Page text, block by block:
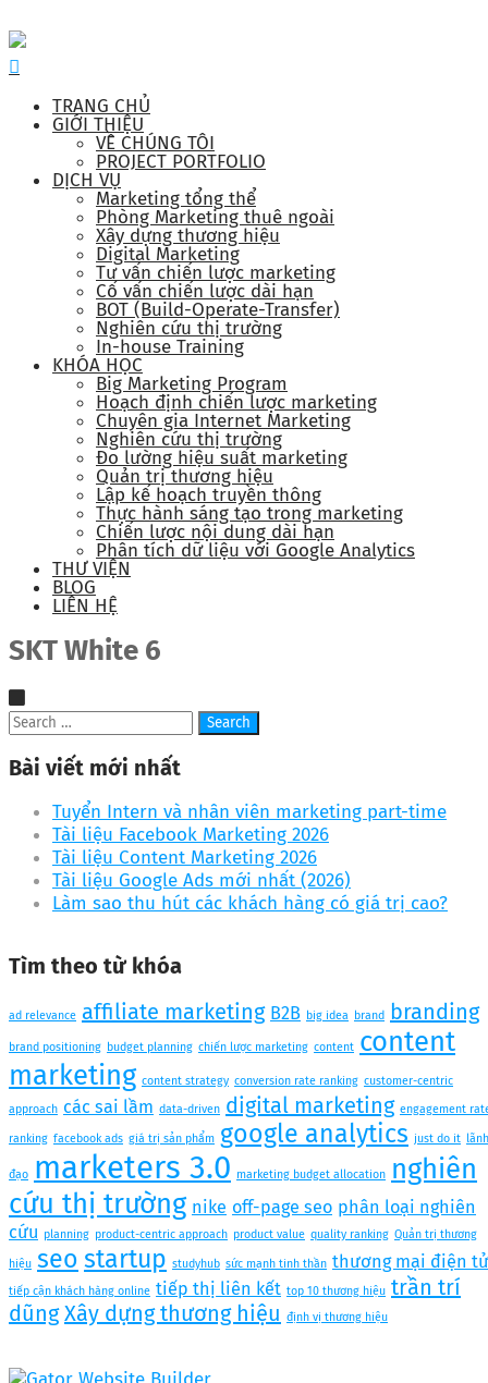
TRANG CHỦ
GIỚI THIỆU
VỀ CHÚNG TÔI
PROJECT PORTFOLIO
DỊCH VỤ
Marketing tổng thể
Phòng Marketing thuê ngoài
Xây dựng thương hiệu
Digital Marketing
Tư vấn chiến lược marketing
Cố vấn chiến lược dài hạn
BOT (Build-Operate-Transfer)
Nghiên cứu thị trường
In-house Training
KHÓA HỌC
Big Marketing Program
Hoạch định chiến lược marketing
Chuyên gia Internet Marketing
Nghiên cứu thị trường
Đo lường hiệu suất marketing
Quản trị thương hiệu
Lập kế hoạch truyền thông
Thực hành sáng tạo trong marketing
Chiến lược nội dung dài hạn
Phân tích dữ liệu với Google Analytics
THƯ VIỆN
BLOG
LIÊN HỆ
SKT White 6
Bài viết mới nhất
Tuyển Intern và nhân viên marketing part-time
Tài liệu Facebook Marketing 2026
Tài liệu Content Marketing 2026
Tài liệu Google Ads mới nhất (2026)
Làm sao thu hút các khách hàng có giá trị cao?
Tìm theo từ khóa
ad relevance affiliate marketing B2B big idea brand branding
brand positioning budget planning chiến lược marketing content content
marketing content strategy conversion rate ranking customer-centric
approach các sai lầm data-driven digital marketing engagement
ranking facebook ads giá trị sản phẩm google analytics just do it lãnh
đạo marketers 3.0 marketing budget allocation nghiên
cứu thị trường nike off-page seo phân loại nghiên
cứu planning product-centric approach product value quality ranking Quản trị thương
hiệu seo startup studyhub sức mạnh tinh thần thương mại điện tử
tiếp cận khách hàng online tiếp thị liên kết top 10 thương hiệu trần trí
dũng Xây dựng thương hiệu định vị thương hiệu